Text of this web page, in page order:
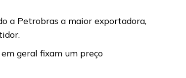
a Petrobras a maior exportadora,
geral fixam um preço